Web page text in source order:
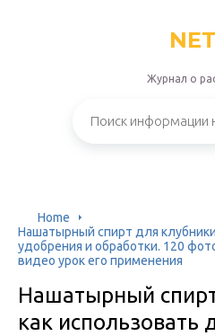
Журнал о
Home
Нашатырный спирт для
удобрения и обработки. 120
видео урок его применения
Нашатырный
как использовать